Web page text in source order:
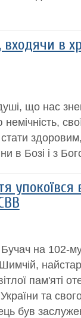
входячи в
що нас
в Бозі і з
упокоївся
на 102-
пам'яті
та
був